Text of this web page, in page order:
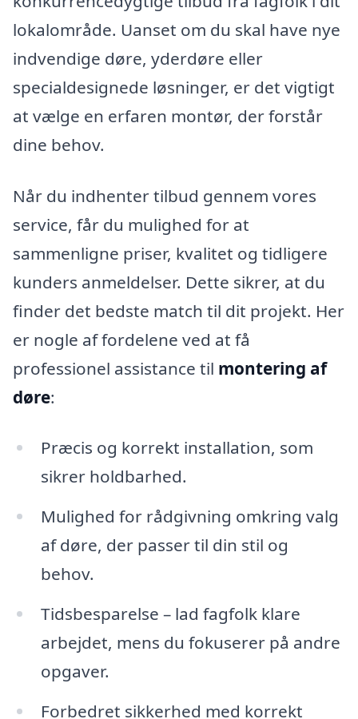
lokalområde. Uanset om du skal have nye
indvendige døre, yderdøre eller
specialdesignede løsninger, er det vigtigt
at vælge en erfaren montør, der forstår
dine behov.
Når du indhenter tilbud gennem vores
service, får du mulighed for at
sammenligne priser, kvalitet og tidligere
kunders anmeldelser. Dette sikrer, at du
finder det bedste match til dit projekt. Her
er nogle af fordelene ved at få
professionel assistance til montering af
døre:
Præcis og korrekt installation, som
sikrer holdbarhed.
Mulighed for rådgivning omkring valg
af døre, der passer til din stil og
behov.
Tidsbesparelse – lad fagfolk klare
arbejdet, mens du fokuserer på andre
opgaver.
Forbedret sikkerhed med korrekt